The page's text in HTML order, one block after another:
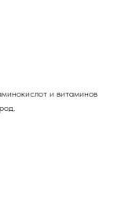
и витаминов